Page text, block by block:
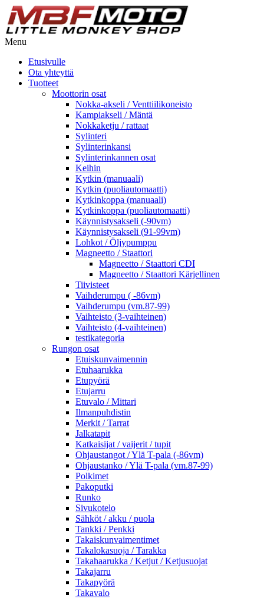
Menu
Etusivulle
Ota yhteyttä
Tuotteet
Moottorin osat
Nokka-akseli / Venttiilikoneisto
Kampiakseli / Mäntä
Nokkaketju / rattaat
Sylinteri
Sylinterinkansi
Sylinterinkannen osat
Keihin
Kytkin (manuaali)
Kytkin (puoliautomaatti)
Kytkinkoppa (manuaali)
Kytkinkoppa (puoliautomaatti)
Käynnistysakseli (-90vm)
Käynnistysakseli (91-99vm)
Lohkot / Öljypumppu
Magneetto / Staattori
Magneetto / Staattori CDI
Magneetto / Staattori Kärjellinen
Tiivisteet
Vaihderumpu ( -86vm)
Vaihderumpu (vm.87-99)
Vaihteisto (3-vaihteinen)
Vaihteisto (4-vaihteinen)
testikategoria
Rungon osat
Etuiskunvaimennin
Etuhaarukka
Etupyörä
Etujarru
Etuvalo / Mittari
Ilmanpuhdistin
Merkit / Tarrat
Jalkatapit
Katkaisijat / vaijerit / tupit
Ohjaustangot / Ylä T-pala (-86vm)
Ohjaustanko / Ylä T-pala (vm.87-99)
Polkimet
Pakoputki
Runko
Sivukotelo
Sähköt / akku / puola
Tankki / Penkki
Takaiskunvaimentimet
Takalokasuoja / Tarakka
Takahaarukka / Ketjut / Ketjusuojat
Takajarru
Takapyörä
Takavalo